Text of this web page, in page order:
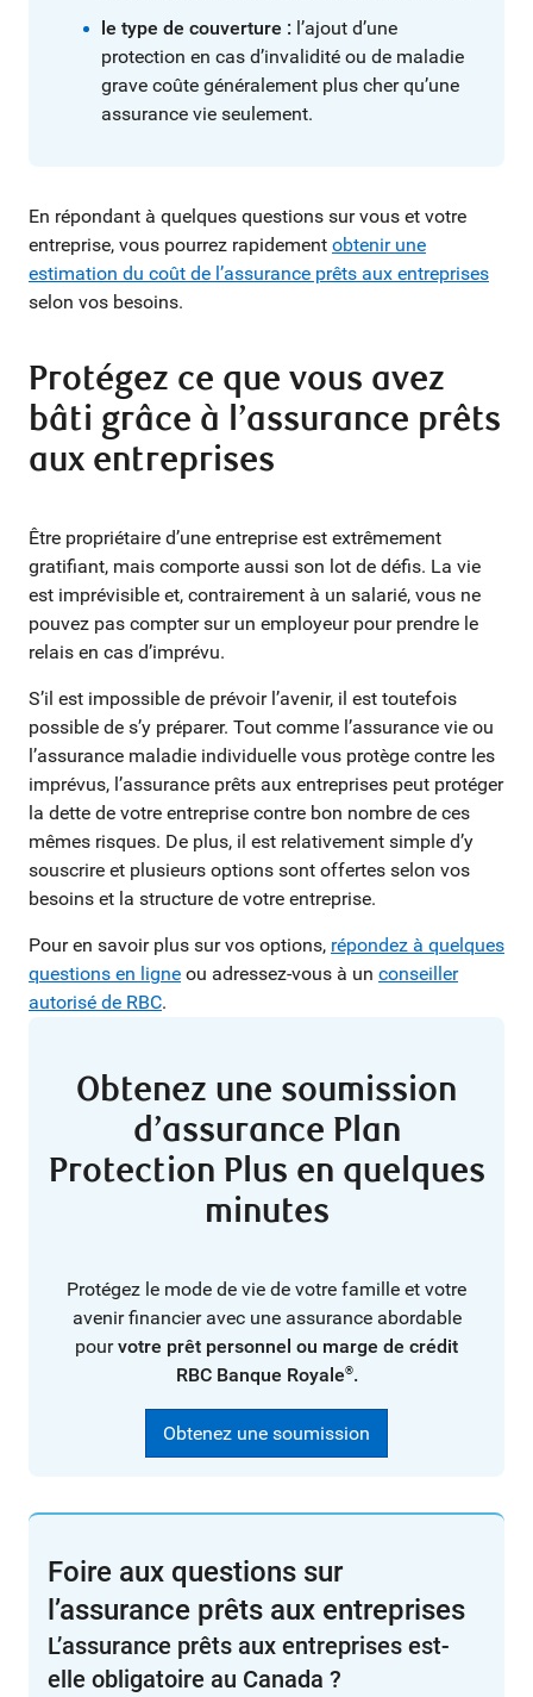
le type de couverture : l’ajout d’une
protection en cas d’invalidité ou de maladie
grave coûte généralement plus cher qu’une
assurance vie seulement.
En répondant à quelques questions sur vous et votre
entreprise, vous pourrez rapidement obtenir une
estimation du coût de l’assurance prêts aux entreprises
selon vos besoins.
Protégez ce que vous avez
bâti grâce à l’assurance prêts
aux entreprises
Être propriétaire d’une entreprise est extrêmement
gratifiant, mais comporte aussi son lot de défis. La vie
est imprévisible et, contrairement à un salarié, vous ne
pouvez pas compter sur un employeur pour prendre le
relais en cas d’imprévu.
S’il est impossible de prévoir l’avenir, il est toutefois
possible de s’y préparer. Tout comme l’assurance vie ou
l’assurance maladie individuelle vous protège contre les
imprévus, l’assurance prêts aux entreprises peut protéger
la dette de votre entreprise contre bon nombre de ces
mêmes risques. De plus, il est relativement simple d’y
souscrire et plusieurs options sont offertes selon vos
besoins et la structure de votre entreprise.
Pour en savoir plus sur vos options, répondez à quelques
questions en ligne ou adressez-vous à un conseiller
autorisé de RBC.
Obtenez une soumission
d’assurance Plan
Protection Plus en quelques
minutes
Protégez le mode de vie de votre famille et votre
avenir financier avec une assurance abordable
pourvotre prêt personnel ou marge de crédit
RBC Banque Royale®.
Obtenez une soumission
Foire aux questions sur
l’assurance prêts aux entreprises
L’assurance prêts aux entreprises est-
elle obligatoire au Canada ?